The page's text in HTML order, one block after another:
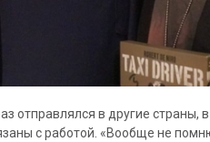
отправлялся в другие
с работой. «Вообще не